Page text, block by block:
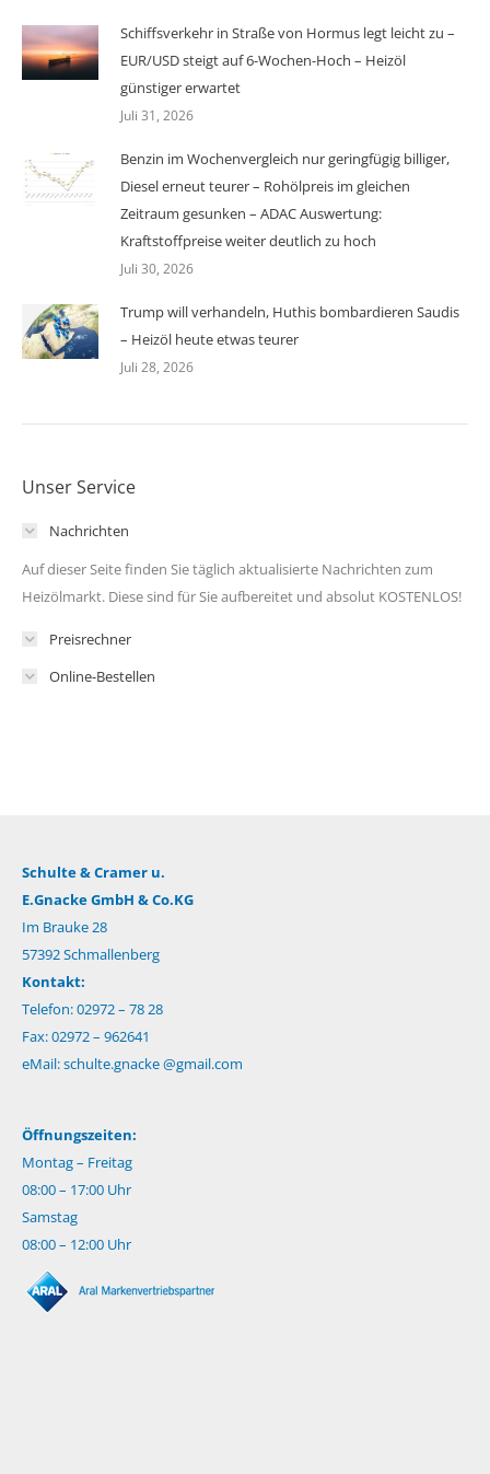
Schiffsverkehr in Straße von Hormus legt leicht zu –
EUR/USD steigt auf 6-Wochen-Hoch – Heizöl
günstiger erwartet
Juli 31, 2026
Benzin im Wochenvergleich nur geringfügig billiger,
Diesel erneut teurer – Rohölpreis im gleichen
Zeitraum gesunken – ADAC Auswertung:
Kraftstoffpreise weiter deutlich zu hoch
Juli 30, 2026
Trump will verhandeln, Huthis bombardieren Saudis
– Heizöl heute etwas teurer
Juli 28, 2026
Unser Service
Nachrichten
Auf dieser Seite finden Sie täglich aktualisierte Nachrichten zum
Heizölmarkt. Diese sind für Sie aufbereitet und absolut KOSTENLOS!
Preisrechner
Online-Bestellen
Schulte & Cramer u.
E.Gnacke GmbH & Co.KG
Im Brauke 28
57392 Schmallenberg
Kontakt:
Telefon: 02972 – 78 28
Fax: 02972 – 962641
eMail:schulte.gnacke @gmail.com
Öffnungszeiten:
Montag – Freitag
08:00 – 17:00 Uhr
Samstag
08:00 – 12:00 Uhr